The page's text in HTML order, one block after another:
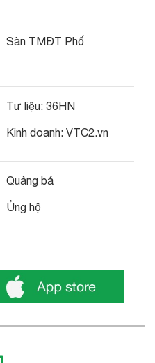
Sàn TMĐT Phố
Tư liệu: 36HN
Kinh doanh: VTC2.vn
Quảng bá
Ủng hộ